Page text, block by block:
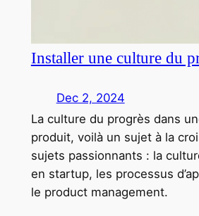
Installer une culture du
Dec 2, 2024
La culture du progrès dans
produit, voilà un sujet à la
sujets passionnants : la
en startup, les processus
le product management.